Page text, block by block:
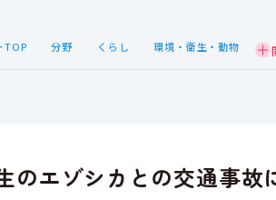
TOP 分野 くらし 環境・衛生・動物
のエゾシカとの交通事故